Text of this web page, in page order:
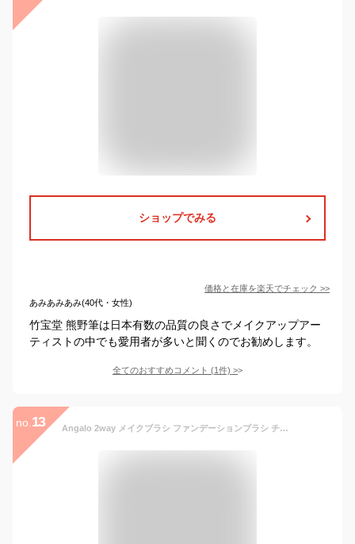
ショップでみる
価格と在庫を楽天でチェック >>
あみあみあみ(40代・女性)
竹宝堂 熊野筆は日本有数の品質の良さでメイクアップアー
ティストの中でも愛用者が多いと聞くのでお勧めします。
全てのおすすめコメント (1件) >
no. 13 Angalo 2way メイクブラシ ファンデーションブラシ チークブラシ 携帯用 化粧筆 高級 タクロン 100% 肌に優しい やわらかい 1本6役 洗える